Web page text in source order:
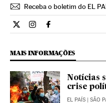
Receba o boletim do EL
Cultura El País Brasil en
Cultura El País Brasil
Cultura El País
MAIS INFORMAÇÕES
Notícias
crise
EL PAÍS | SÃO